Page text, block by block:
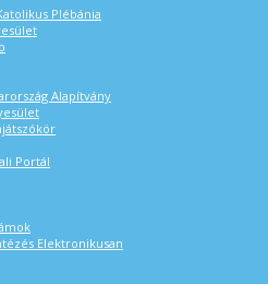
Plébánia
Alapítvány
Portál
Elektronikusan